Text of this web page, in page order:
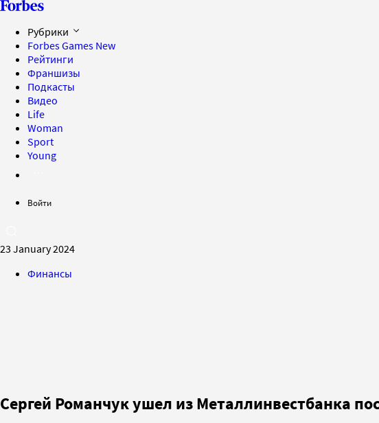
Рубрики
Forbes Games New
Рейтинги
Франшизы
Подкасты
Видео
Life
Woman
Sport
Young
Войти
23 January 2024
Финансы
Сергей Романчук ушел из Металлинвестбанка